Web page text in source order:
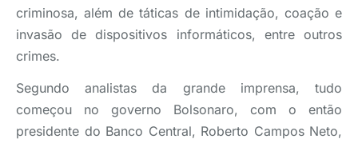
criminosa, além de táticas de intimidação, coação e
invasão de dispositivos informáticos, entre outros
crimes.
Segundo analistas da grande imprensa, tudo
começou no governo Bolsonaro, com o então
presidente do Banco Central, Roberto Campos Neto,